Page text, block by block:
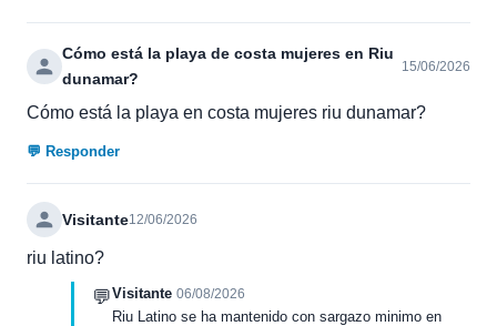
Cómo está la playa de costa mujeres en Riu
dunamar?
15/06/2026
Cómo está la playa en costa mujeres riu dunamar?
💬 Responder
Visitante12/06/2026
riu latino?
💬Visitante 06/08/2026
Riu Latino se ha mantenido con sargazo minimo en